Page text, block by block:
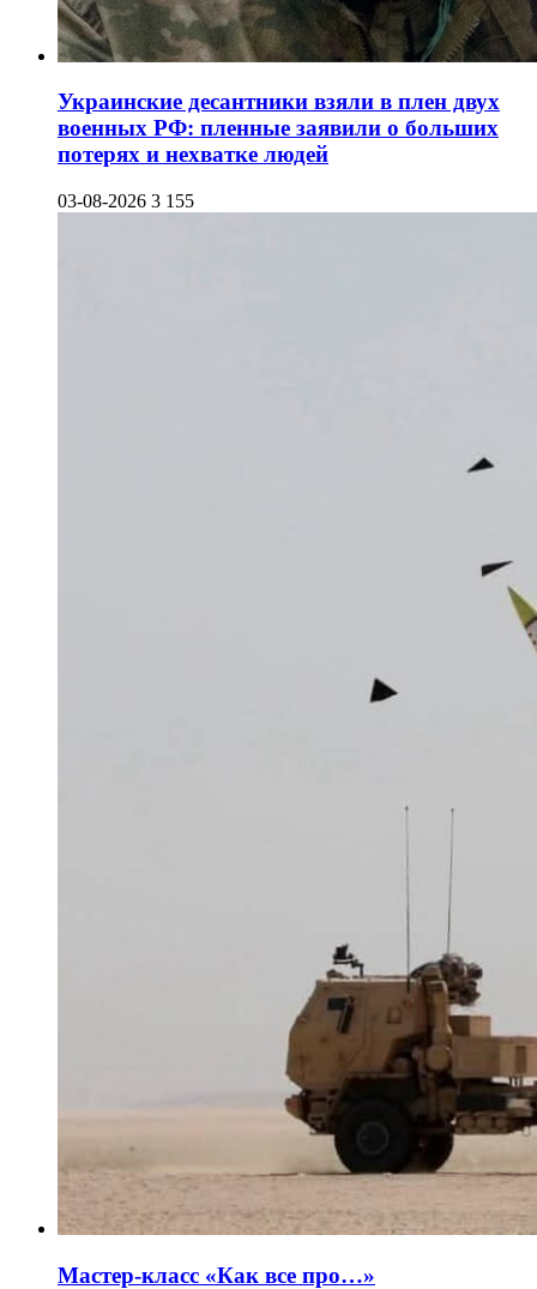
Украинские десантники взяли в плен двух
военных РФ: пленные заявили о больших
потерях и нехватке людей
03-08-2026 3 155
Мастер-класс «Как все про…»